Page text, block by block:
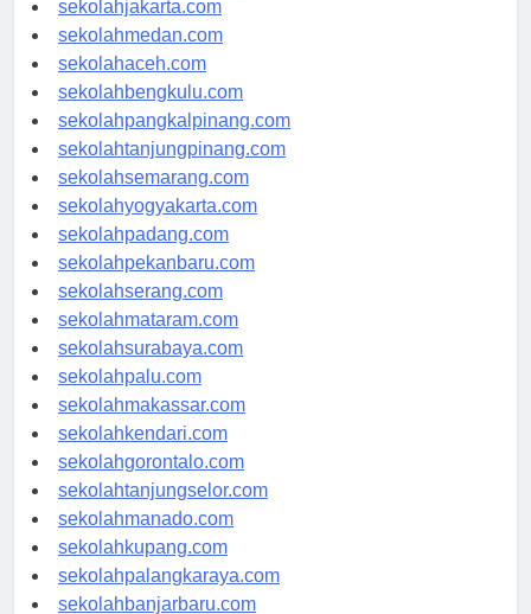
sekolahjakarta.com
sekolahmedan.com
sekolahaceh.com
sekolahbengkulu.com
sekolahpangkalpinang.com
sekolahtanjungpinang.com
sekolahsemarang.com
sekolahyogyakarta.com
sekolahpadang.com
sekolahpekanbaru.com
sekolahserang.com
sekolahmataram.com
sekolahsurabaya.com
sekolahpalu.com
sekolahmakassar.com
sekolahkendari.com
sekolahgorontalo.com
sekolahtanjungselor.com
sekolahmanado.com
sekolahkupang.com
sekolahpalangkaraya.com